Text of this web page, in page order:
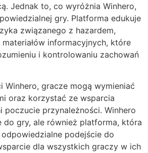
Jednak to, co wyróżnia Winhero,
gry. Platforma edukuje
związanego z hazardem,
informacyjnych, które
i kontrolowaniu zachowań
Winhero, gracze mogą wymieniać
oraz korzystać ze wsparcia
poczucie przynależności. Winhero
do gry, ale również platforma, która
podejście do
dla wszystkich graczy w ich